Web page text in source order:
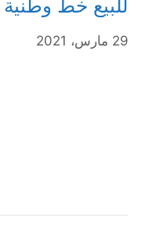
للبيع خط
29 مارس، 2021